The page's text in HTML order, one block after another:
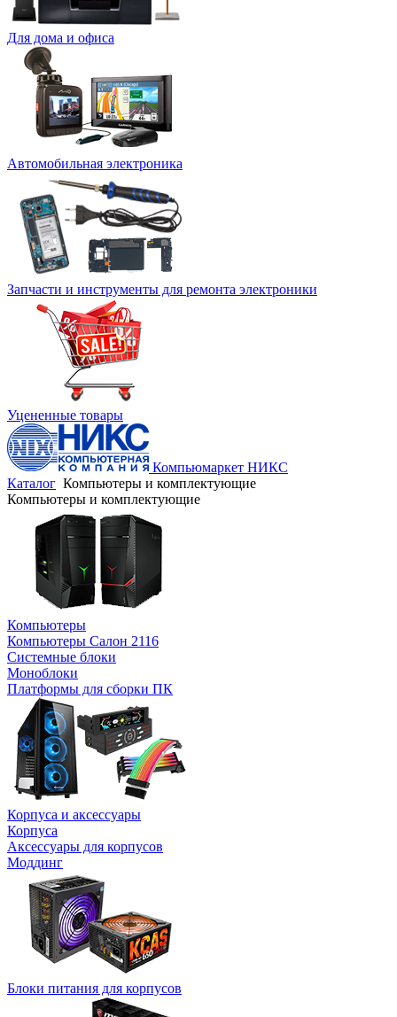
Для дома и офиса
Автомобильная электроника
Запчасти и инструменты для ремонта электроники
Уцененные товары
Компьюмаркет НИКС
Каталог Компьютеры и комплектующие
Компьютеры и комплектующие
Компьютеры
Компьютеры Салон 2116
Системные блоки
Моноблоки
Платформы для сборки ПК
Корпуса и аксессуары
Корпуса
Аксессуары для корпусов
Моддинг
Блоки питания для корпусов